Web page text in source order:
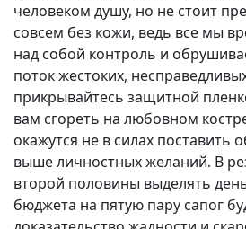
человеком душу, но не стоит
совсем без кожи, ведь все мы
над собой контроль и
поток жестоких,
прикрывайтесь защитной
вам сгореть на любовном
окажутся не в силах поставить
выше личностных желаний. В
второй половины выделять
бюджета на пятую пару сапог